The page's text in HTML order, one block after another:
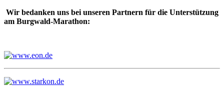
Wir bedanken uns bei unseren Partnern für die Unterstützung
am Burgwald-Marathon: